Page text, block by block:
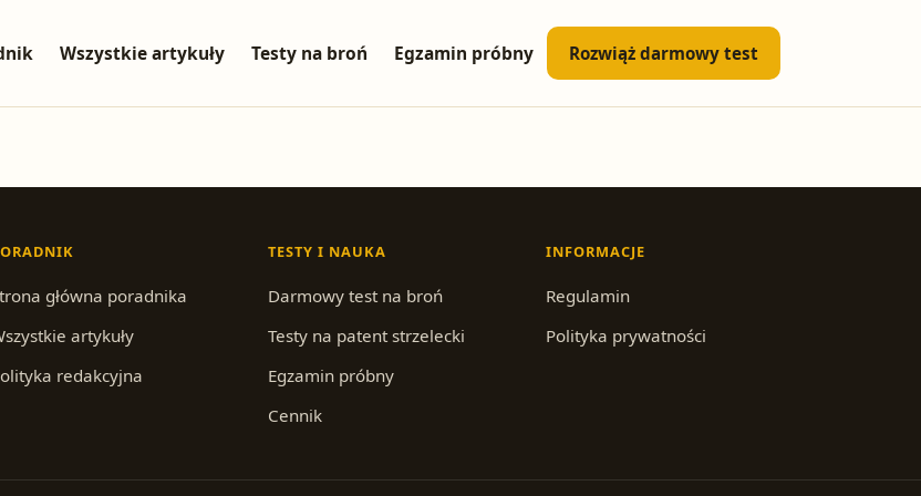
Wszystkie artykuły Testy na broń Egzamin próbny Rozwiąż darmowy test
główna poradnika
artykuły
redakcyjna
TESTY I NAUKA
Darmowy test na broń
Testy na patent strzelecki
Egzamin próbny
Cennik
INFORMACJE
Regulamin
Polityka prywatności